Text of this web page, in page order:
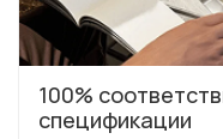
100%
спецификации